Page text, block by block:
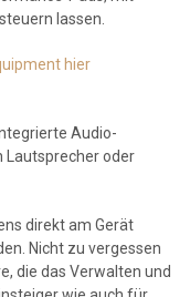
lassen.
hier
Audio-
Lautsprecher oder
direkt am Gerät
Nicht zu vergessen
die das Verwalten und